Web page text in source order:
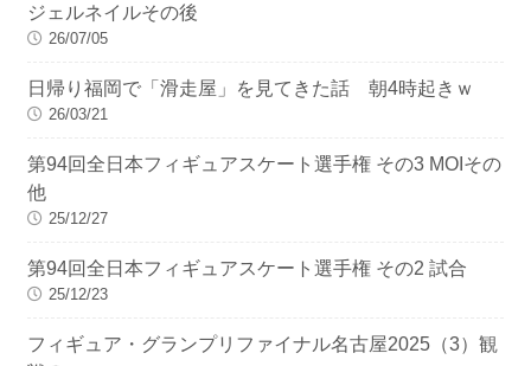
ジェルネイルその後
26/07/05
日帰り福岡で「滑走屋」を見てきた話 朝4時起きｗ
26/03/21
第94回全日本フィギュアスケート選手権 その3 MOIその
他
25/12/27
第94回全日本フィギュアスケート選手権 その2 試合
25/12/23
フィギュア・グランプリファイナル名古屋2025（3）観